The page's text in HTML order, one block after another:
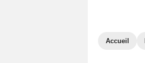
Accueil